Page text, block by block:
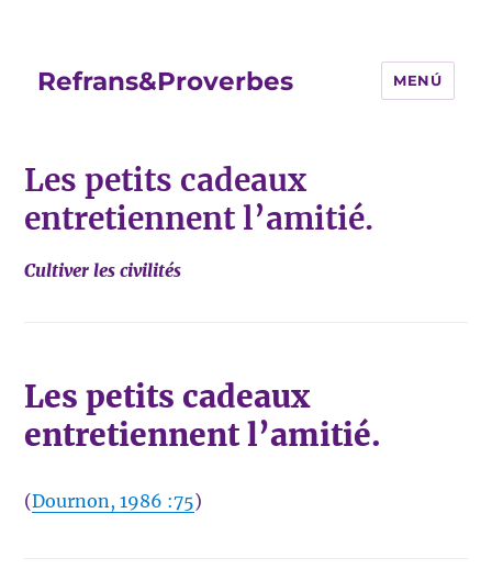
Refrans&Proverbes MENÚ
Les petits cadeaux
entretiennent l’amitié.
Cultiver les civilités
Les petits cadeaux
entretiennent l’amitié.
(Dournon, 1986 :75)